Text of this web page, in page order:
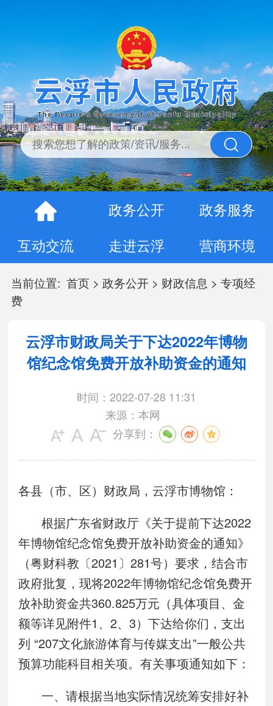
政务公开
政务服务
互动交流
走进云浮 营商环境
当前位置: 首页> 政务公开> 财政信息 > 专项经
费
云浮市财政局关于下达2022年博物
馆纪念馆免费开放补助资金的通知
时间：2022-07-28 11:31
来源：本网
分享到：
各县（市、区）财政局，云浮市博物馆：
根据广东省财政厅《关于提前下达2022
年博物馆纪念馆免费开放补助资金的通知》
（粤财科教〔2021〕281号）要求，结合市
政府批复，现将2022年博物馆纪念馆免费开
放补助资金共360.825万元（具体项目、金
额等详见附件1、2、3）下达给你们，支出
列 “207文化旅游体育与传媒支出”一般公共
预算功能科目相关项。有关事项通知如下：
一、请根据当地实际情况统筹安排好补